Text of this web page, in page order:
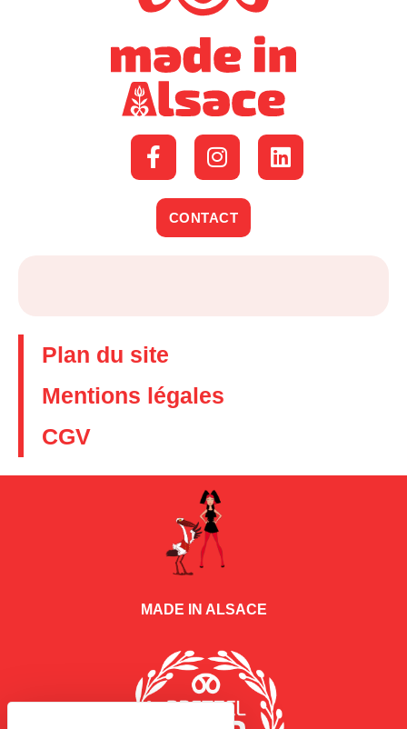
CONTACT
Plan du site
Mentions légales
CGV
MADE IN ALSACE